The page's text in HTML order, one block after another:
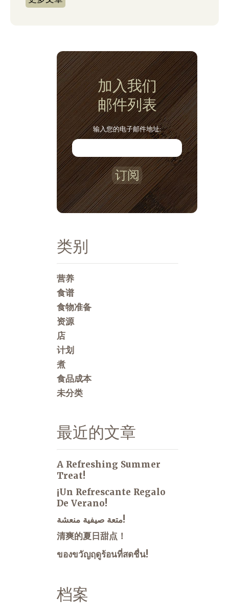
加入我们
邮件列表
输入您的电子邮件地址:
订阅
类别
营养
食谱
食物准备
资源
店
计划
煮
食品成本
未分类
最近的文章
A Refreshing Summer
Treat!
¡Un Refrescante Regalo
De Verano!
متعة صيفية منعشة!
清爽的夏日甜点！
ของขวัญฤดูร้อนที่สดชื่น!
档案